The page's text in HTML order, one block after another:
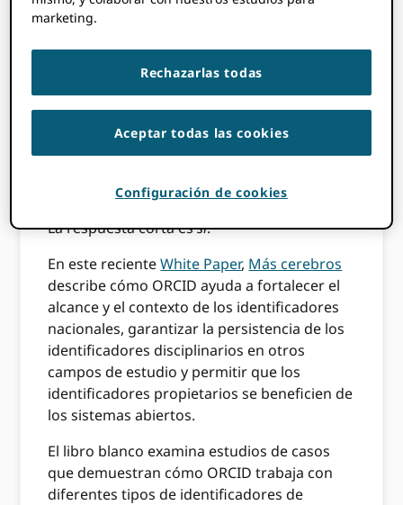
más ampliamente adoptado,
otros identificadores de investigador
existentes? ¿Aquellos que se usan
ampliamente a nivel nacional o dentro de
viceversa?
La respuesta corta essí.
En este recienteWhite Paper, Más cerebros
describe cómo ORCID ayuda a fortalecer el
alcance y el contexto de los identificadores
nacionales, garantizar la persistencia de los
identificadores disciplinarios en otros
campos de estudio y permitir que los
identificadores propietarios se beneficien de
los sistemas abiertos.
El libro blanco examina estudios de casos
que demuestran cómo ORCID trabaja con
diferentes tipos de identificadores de
marketing.
Rechazarlas todas
Aceptar todas las cookies
Configuración de cookies